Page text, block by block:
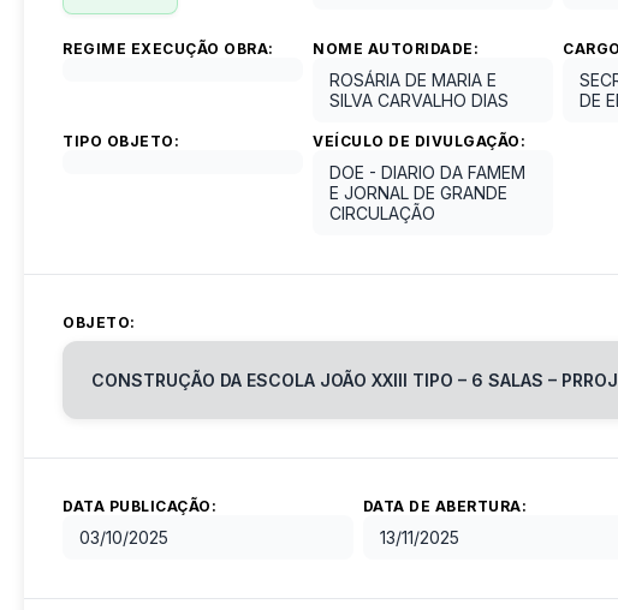
REGIME EXECUÇÃO OBRA: NOME AUTORIDADE:
ROSÁRIA DE MARIA E
SILVA CARVALHO DIAS
DE
TIPO OBJETO: VEÍCULO DE DIVULGAÇÃO:
DOE - DIARIO DA FAMEM
E JORNAL DE GRANDE
CIRCULAÇÃO
OBJETO:
CONSTRUÇÃO DA ESCOLA JOÃO XXIII TIPO – 6 SALAS –
DATA PUBLICAÇÃO:
03/10/2025
DATA DE ABERTURA:
13/11/2025